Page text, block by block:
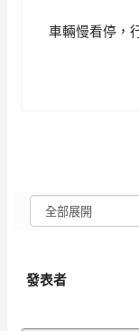
車輛慢看停，
發表者